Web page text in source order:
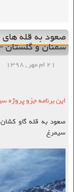
صعود به قله های
سمنان و گلستان –
۲۱ ام مهر , ۱۳۹۸
این برنامه جزو پروژه
صعود به قله گاو
سیمرغ